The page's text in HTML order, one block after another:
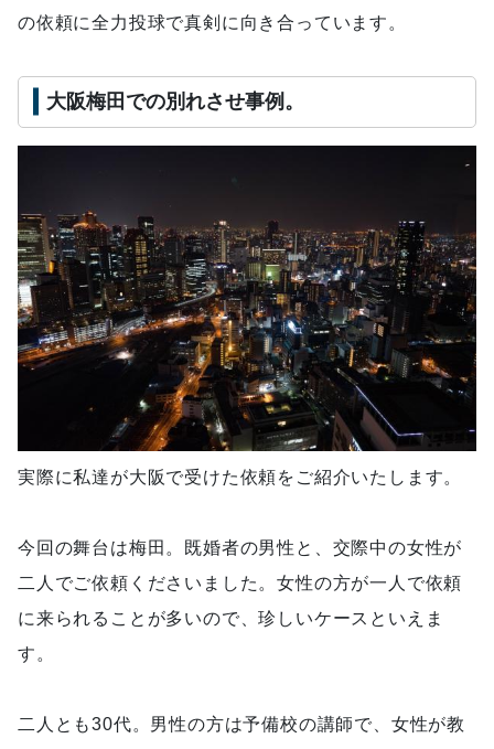
の依頼に全力投球で真剣に向き合っています。
大阪梅田での別れさせ事例。
実際に私達が大阪で受けた依頼をご紹介いたします。
今回の舞台は梅田。既婚者の男性と、交際中の女性が
二人でご依頼くださいました。女性の方が一人で依頼
に来られることが多いので、珍しいケースといえま
す。
二人とも30代。男性の方は予備校の講師で、女性が教